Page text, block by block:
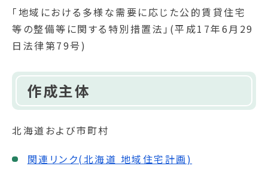
「地域における多様な需要に応じた公的賃貸住宅
等の整備等に関する特別措置法」(平成17年6月29
日法律第79号)
作成主体
北海道および市町村
関連リンク(北海道 地域住宅計画)